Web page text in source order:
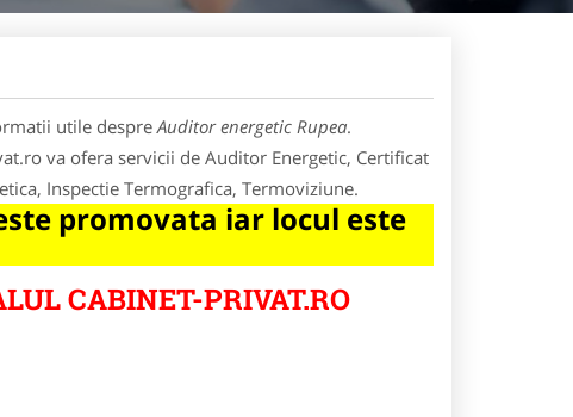
utile despreAuditor energetic Rupea.
va ofera servicii de Auditor Energetic, Certificat
Inspectie Termografica, Termoviziune.
promovata iar locul este
CABINET-PRIVAT.RO